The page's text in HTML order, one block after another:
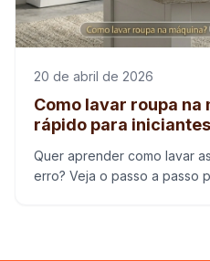
20 de abril de 2026
Como lavar roupa na
rápido para
Quer aprender como lavar
erro? Veja o passo a passo